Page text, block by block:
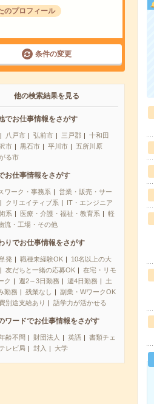
のプロフィール
条件の変更
他の検索結果を見る
でお仕事情報をさがす
八戸市 弘前市 三戸郡
十和田
市 黒石市 平川市
五所川原
る市
お仕事情報をさがす
ワーク・事務系
営業・販売・サー
クリエイティブ系
IT・エンジニア
系 医療・介護・福祉・教育系
軽
流・工場・その他
りでお仕事情報をさがす
単発 職種未経験OK
10名以上の大
友だちと一緒の応募OK
在宅・リモ
ク
週2～3日勤務 週4日勤務
土
勤務
残業なし
副業・WワークOK
別途支給あり
語学力が活かせる
ワードでお仕事情報をさがす
齢不問 財団法人 英語
書類チェ
レビ局 封入 大学